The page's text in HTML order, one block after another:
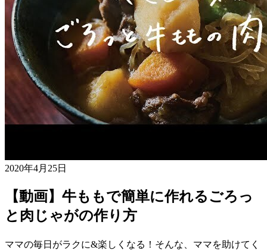
2020年4月25日
【動画】牛ももで簡単に作れるごろっ
と肉じゃがの作り方
ママの毎日がラクに&楽しくなる！そんな、ママを助けてく